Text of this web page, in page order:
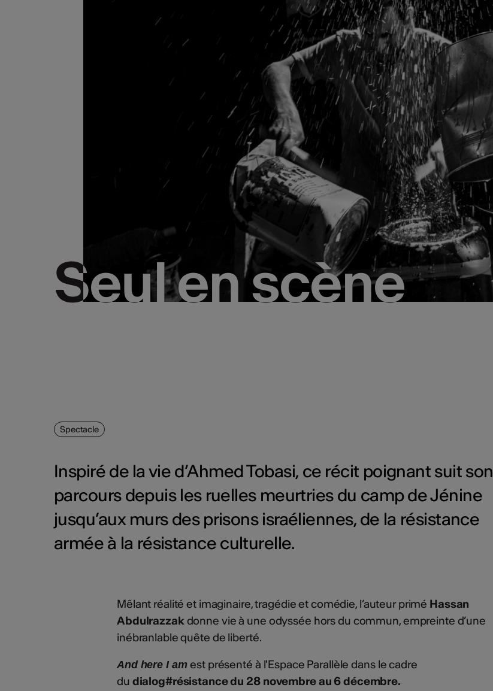
Seul en scène
Seul en scène
Spectacle
Inspiré de la vie d’Ahmed Tobasi, ce récit poignant suit son
parcours depuis les ruelles meurtries du camp de Jénine
jusqu’aux murs des prisons israéliennes, de la résistance
armée à la résistance culturelle.
Mêlant réalité et imaginaire, tragédie et comédie, l’auteur primé Hassan
Abdulrazzakdonne vie à une odyssée hors du commun, empreinte d’une
inébranlable quête de liberté.
And here I amest présenté à l'Espace Parallèle dans le cadre
du dialog#résistance du 28 novembre au 6 décembre.